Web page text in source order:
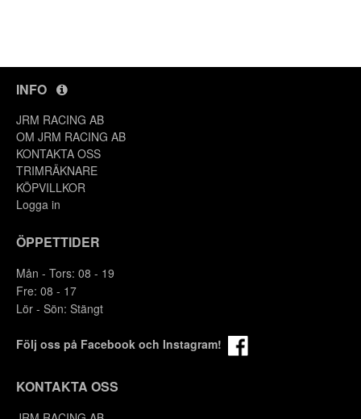
INFO
JRM RACING AB
OM JRM RACING AB
KONTAKTA OSS
TRIMRÄKNARE
KÖPVILLKOR
Logga in
ÖPPETTIDER
Mån - Tors: 08 - 19
Fre: 08 - 17
Lör - Sön: Stängt
Följ oss på Facebook och Instagram!
KONTAKTA OSS